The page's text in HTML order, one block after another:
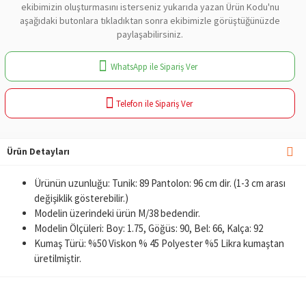
ekibimizin oluşturmasını isterseniz yukarıda yazan Ürün Kodu'nu
aşağıdaki butonlara tıkladıktan sonra ekibimizle görüştüğünüzde
paylaşabilirsiniz.
WhatsApp ile Sipariş Ver
Telefon ile Sipariş Ver
Ürün Detayları
Ürünün uzunluğu: Tunik: 89 Pantolon: 96 cm dir. (1-3 cm arası
değişiklik gösterebilir.)
Modelin üzerindeki ürün M/38 bedendir.
Modelin Ölçüleri: Boy: 1.75, Göğüs: 90, Bel: 66, Kalça: 92
Kumaş Türü: %50 Viskon % 45 Polyester %5 Likra kumaştan
üretilmiştir.